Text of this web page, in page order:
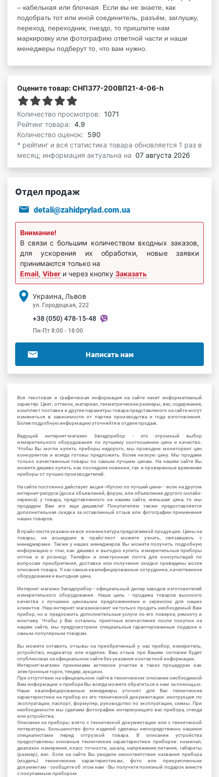
– кабельная или блочная. Если вы не знаете, как
подобрать тот или иной соединитель, разъём, заглушку,
переход, переходник, гнездо, то пришлите нам
маркировку или фотографию ответной части и наши
менеджеры подберут то, что вам нужно.
Оцените товар: СНП377-200ВП21-4-06-h
Количество просмотров: 1071
Рейтинг товара: 4.9
Количество оценок: 590
* рейтинг и вся статистика товара обновляется 1 раз в
месяц; информация актуальна на 07 августа 2026
Отдел продаж
detali@zahidprylad.com.ua
Внимание!
В связи с большим количеством входных заказов,
для ускорения их обработки, новые заявки
принимаются только на
Email, Viber и через кнопку Заказать
Украина, Львов
ул. Городоцкая, 222
+38 (050) 478-15-48
Пн-Пт 8:00 - 18:00
Написать нам
Вся текстовая и графическая информация на сайте несет информативный
характер. Цвет, оттенок, материал, геометрические размеры, вес, содержание,
комплект поставки и другие параметры товара представленого на сайте могут
изменяться в зависимости от партии производства и года изготовления.
Более подробную информацию уточняйте в отделе продаж.
Ведущий интернет-магазин Западприбор - это огромный выбор
измерительного оборудования по лучшему соотношению цена и качество.
Чтобы Вы могли купить приборы недорого, мы проводим мониторинг цен
конкурентов и всегда готовы предложить более низкую цену. Мы продаем
только качественные товары по самым лучшим ценам. На нашем сайте Вы
можете дешево купить как последние новинки, так и проверенные временем
приборы от лучших производителей.
На сайте постоянно действует акция «Куплю по лучшей цене» - если на другом
интернет-ресурсе (доска объявлений, форум, или объявление другого онлайн-
сервиса) у товара, представленного на нашем сайте, меньшая цена, то мы
продадим Вам его еще дешевле! Покупателям также предоставляется
дополнительная скидка за оставленный отзыв или фотографии применения
наших товаров.
В прайс-листе указана не вся номенклатура предлагаемой продукции. Цены на
товары, не вошедшие в прайс-лист можете узнать, связавшись с
менеджерами. Также у наших менеджеров Вы можете получить подробную
информацию о том, как дешево и выгодно купить измерительные приборы
оптом и в розницу. Телефон и электронная почта для консультаций по
вопросам приобретения, доставки или получения скидки приведены возле
описания товара. У нас самые квалифицированные сотрудники, качественное
оборудование и выгодная цена.
Интернет магазин Западприбор - официальный дилер заводов изготовителей
измерительного оборудования. Наша цель - продажа товаров высокого
качества с лучшими ценовыми предложениями и сервисом для наших
клиентов. Наш интернет магазинможет не только продать необходимый Вам
прибор, но и предложить дополнительные услуги по его поверке, ремонту и
монтажу. Чтобы у Вас остались приятные впечатления после покупки на
нашем сайте, мы предусмотрели специальные гарантированные подарки к
самым популярным товарам.
Вы можете оставить отзывы на приобретенный у нас прибор, измеритель,
устройство, индикатор или изделие. Ваш отзыв при Вашем согласии будет
опубликован на официальном сайте без указания контактной информации.
Интернет-магазин принимаем активное участие в таких процедурах как
электронные торги, тендер, аукцион.
При отсутствии на официальном сайте в техническом описании необходимой
Вам информации о приборе Вы всегда можете обратиться к нам за помощью.
Наши квалифицированные менеджеры уточнят для Вас технические
характеристики на прибор из его технической документации: инструкция по
эксплуатации, паспорт, формуляр, руководство по эксплуатации, схемы. При
необходимости мы сделаем фотографии интересующего вас прибора, стенда
или устройства.
Описание на приборы взято с технической документации или с технической
литературы. Большинство фото изделий сделаны непосредственно нашими
специалистами перед отгрузкой товара. В описании устройства
предоставлены основные технические характеристики приборов: номинал,
диапазон измерения, класс точности, шкала, напряжение питания, габариты
(размер), вес. Если на сайте Вы увидели несоответствие названия прибора
(модель) техническим характеристикам, фото или прикрепленным
документам - сообщите об этом нам - Вы получите полезный подарок вместе
с покупаемым прибором.